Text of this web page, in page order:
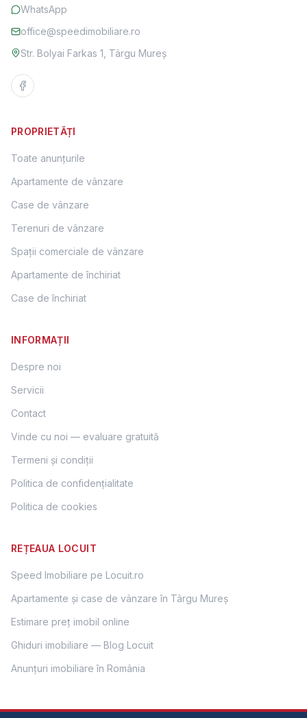
WhatsApp
office@speedimobiliare.ro
Str. Bolyai Farkas 1, Târgu Mureș
PROPRIETĂȚI
Toate anunțurile
Apartamente de vânzare
Case de vânzare
Terenuri de vânzare
Spații comerciale de vânzare
Apartamente de închiriat
Case de închiriat
INFORMAȚII
Despre noi
Servicii
Contact
Vinde cu noi — evaluare gratuită
Termeni și condiții
Politica de confidențialitate
Politica de cookies
REȚEAUA LOCUIT
Speed Imobiliare pe Locuit.ro
Apartamente și case de vânzare în Târgu Mureș
Estimare preț imobil online
Ghiduri imobiliare — Blog Locuit
Anunțuri imobiliare în România